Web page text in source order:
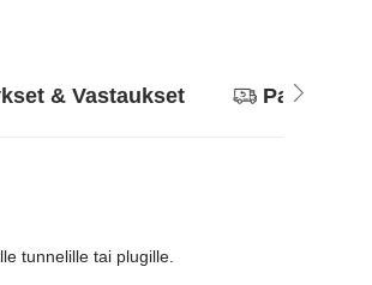
& Vastaukset
tunnelille tai plugille.